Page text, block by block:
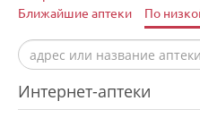
Ближайшие аптеки
По
Интернет-аптеки